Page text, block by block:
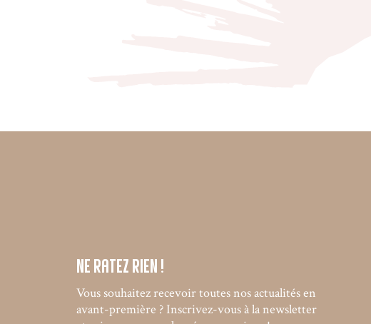
Ne ratez rien !
Vous souhaitez recevoir toutes nos actualités en
avant-première ? Inscrivez-vous à la newsletter